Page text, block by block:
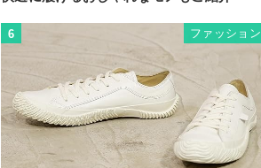
6 ファッション